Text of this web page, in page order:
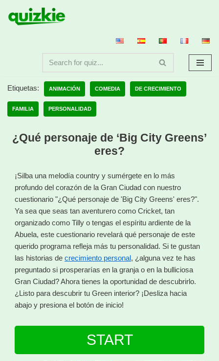
Saltar
Etiquetas: ANIMACIÓN COMEDIA DE CRECIMIENTO
FAMILIA PERSONALIDAD
¿Qué personaje de ‘Big City Greens’
eres?
¡Silba una melodía country y sumérgete en lo más
profundo del corazón de la Gran Ciudad con nuestro
cuestionario "¿Qué personaje de 'Big City Greens' eres?".
Ya sea que seas tan aventurero como Cricket, tan
organizado como Tilly o tengas el espíritu ardiente de la
Abuela, este cuestionario revelará qué personaje de este
querido programa refleja más tu personalidad. Si te gustan
las historias de crecimiento personal, ¿alguna vez te has
preguntado si prosperarías en la granja o en la bulliciosa
Gran Ciudad? Ahora tienes la oportunidad de descubrirlo.
¿Listo para descubrir tu Green interior? ¡Desliza hacia
abajo y presiona el botón de inicio!
START